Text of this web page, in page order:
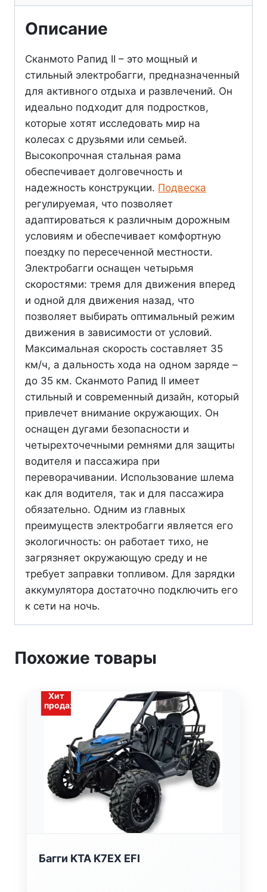
Описание
Сканмото Рапид II – это мощный и
стильный электробагги, предназначенный
для активного отдыха и развлечений. Он
идеально подходит для подростков,
которые хотят исследовать мир на
колесах с друзьями или семьей.
Высокопрочная стальная рама
обеспечивает долговечность и
надежность конструкции. Подвеска
регулируемая, что позволяет
адаптироваться к различным дорожным
условиям и обеспечивает комфортную
поездку по пересеченной местности.
Электробагги оснащен четырьмя
скоростями: тремя для движения вперед
и одной для движения назад, что
позволяет выбирать оптимальный режим
движения в зависимости от условий.
Максимальная скорость составляет 35
км/ч, а дальность хода на одном заряде –
до 35 км. Сканмото Рапид II имеет
стильный и современный дизайн, который
привлечет внимание окружающих. Он
оснащен дугами безопасности и
четырехточечными ремнями для защиты
водителя и пассажира при
переворачивании. Использование шлема
как для водителя, так и для пассажира
обязательно. Одним из главных
преимуществ электробагги является его
экологичность: он работает тихо, не
загрязняет окружающую среду и не
требует заправки топливом. Для зарядки
аккумулятора достаточно подключить его
к сети на ночь.
Похожие товары
Хит
продаж
Багги KTA K7EX EFI